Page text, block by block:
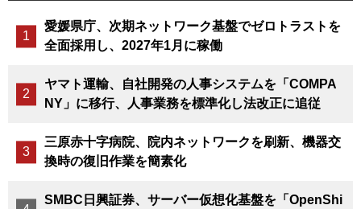
愛媛県庁、次期ネットワーク基盤でゼロトラストを
全面採用し、2027年1月に稼働
ヤマト運輸、自社開発の人事システムを「COMPA
NY」に移行、人事業務を標準化し法改正に追従
三原赤十字病院、院内ネットワークを刷新、機器交
換時の復旧作業を簡素化
SMBC日興証券、サーバー仮想化基盤を「OpenShi